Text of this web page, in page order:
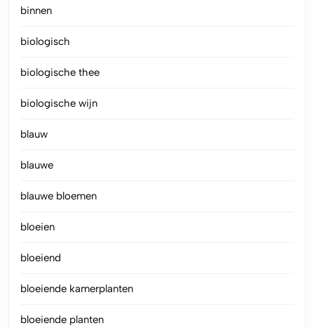
binnen
biologisch
biologische thee
biologische wijn
blauw
blauwe
blauwe bloemen
bloeien
bloeiend
bloeiende kamerplanten
bloeiende planten